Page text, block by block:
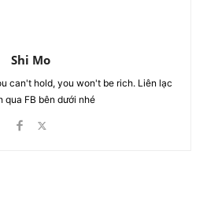
Shi Mo
can't hold, you won't be rich. Liên lạc
qua FB bên dưới nhé